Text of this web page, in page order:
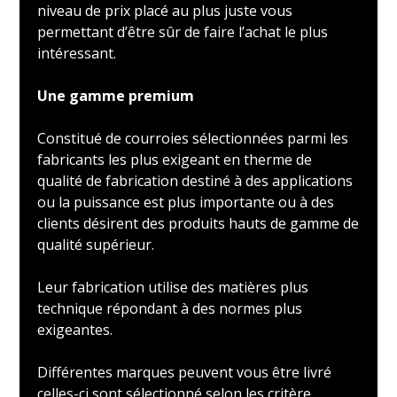
niveau de prix placé au plus juste vous
permettant d’être sûr de faire l’achat le plus
intéressant.
Une gamme premium
Constitué de courroies sélectionnées parmi les
fabricants les plus exigeant en therme de
qualité de fabrication destiné à des applications
ou la puissance est plus importante ou à des
clients désirent des produits hauts de gamme de
qualité supérieur.
Leur fabrication utilise des matières plus
technique répondant à des normes plus
exigeantes.
Différentes marques peuvent vous être livré